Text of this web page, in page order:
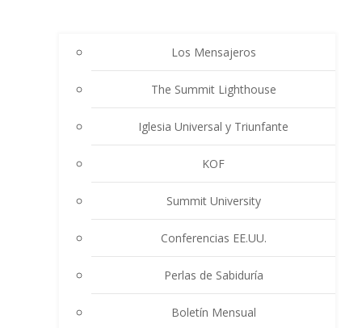
Los Mensajeros
The Summit Lighthouse
Iglesia Universal y Triunfante
KOF
Summit University
Conferencias EE.UU.
Perlas de Sabiduría
Boletín Mensual